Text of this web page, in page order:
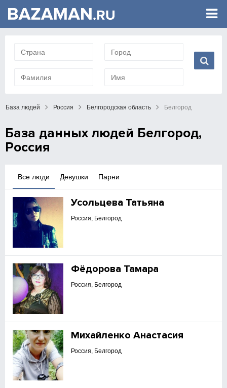
База людей Россия Белгородская область Белгород
База данных людей Белгород,
Россия
Парни
Девушки
Все люди
Усольцева Татьяна
Россия, Белгород
Фёдорова Тамара
Россия, Белгород
Михайленко Анастасия
Россия, Белгород